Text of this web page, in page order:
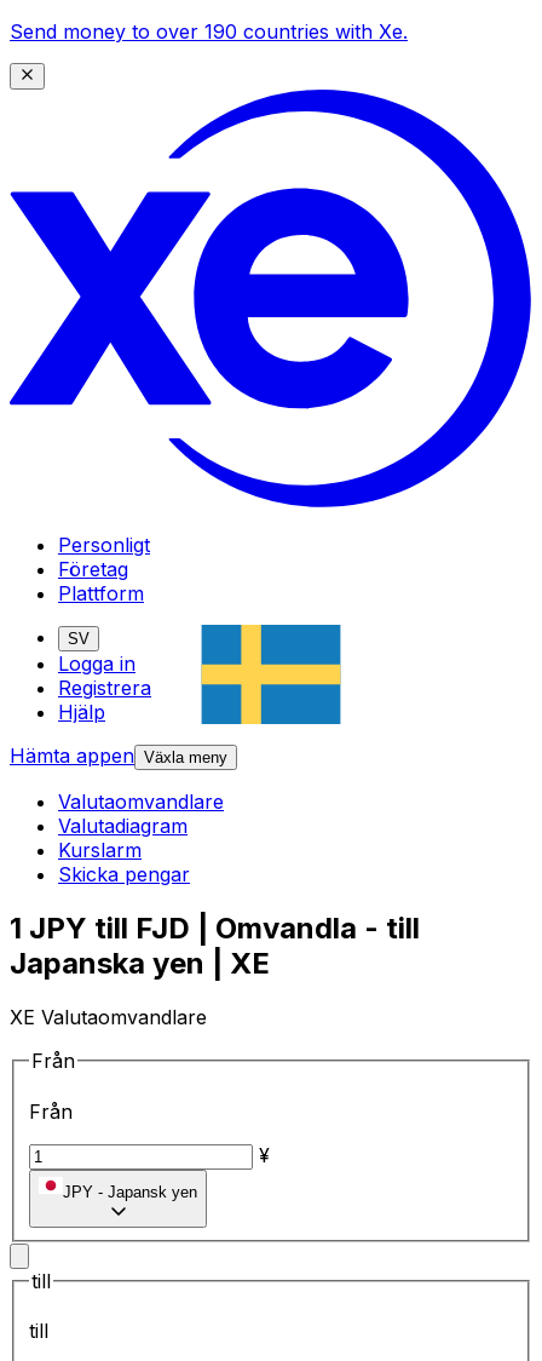
Send money to over 190 countries with Xe.
Personligt
Företag
Plattform
SV
Logga in
Registrera
Hjälp
Hämta appen Växla meny
Valutaomvandlare
Valutadiagram
Kurslarm
Skicka pengar
1 JPY till FJD | Omvandla - till
Japanska yen | XE
XE Valutaomvandlare
Från
Från
¥
JPY - Japansk yen
till
till